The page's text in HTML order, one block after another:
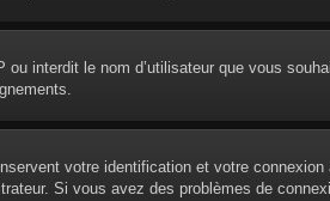
interdit le nom d’utilisateur que vous
votre identification et votre
Si vous avez des problèmes de